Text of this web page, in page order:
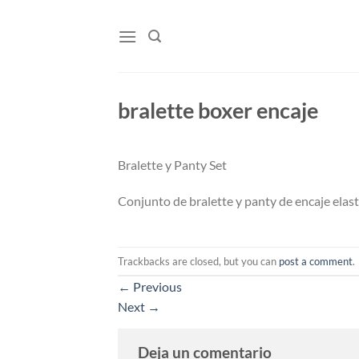
bralette boxer encaje
Bralette y Panty Set
Conjunto de bralette y panty de encaje
Trackbacks are closed, but you can post a comment.
← Previous
Next →
Deja un comentario